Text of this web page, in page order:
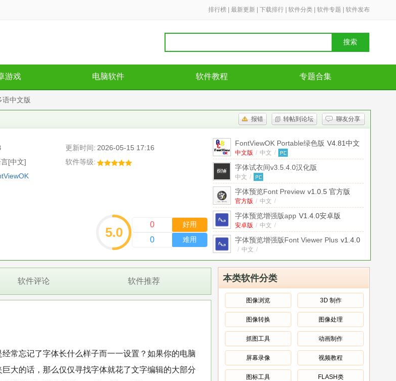
排行榜 最新更新 下载排行 软件分类 软件专题 软件发布
搜索
游戏 电脑软件 软件教程 专题合集
中文版
报错 转帖到论坛 聊友分享
更新时间: 2026-05-15 17:16
[中文]
软件等级:
5.0
0 好用
0 难用
FontViewOK Portable绿色版 V4.81中文
免安装便携版
中文版 / 中文 /
字体试衣间v3.5.4.0汉化版
中文 /
字体预览Font Preview v1.0.5 官方版
官方版 / 中文 /
字体预览增强版app V1.4.0安卓版
安卓版 / 中文 /
字体预览增强版Font Viewer Plus v1.4.0
/ 中文 /
安卓版 / 中文 /
字体预览工具(FontViewOK) v5.61.0 汉
化绿色版
绿色版 / 多国语言[中文]
FontExplorerL.M.字体管理器 v6.2.0官方
官方版 / 多国语言[中文]
艺站ps字体预览工具 v1.0.1.2绿色版
绿色版 / 中文 /
Typefacer(字体预览工具) 1.0 绿色版
绿色版 / 英文 /
本类软件分类
图像浏览 3D 制作
图像转换 图像处理
抓图工具 动画制作
屏幕录像 视频教程
图标工具 FLASH类
软件评论 软件推荐
常忘记了字体长什么样子而一一设置？如果你的电脑
大的话，那么仅仅寻找字体就花了文字编辑的大部分